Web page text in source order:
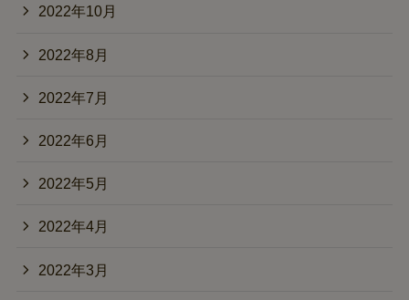
2022年10月
2022年8月
2022年7月
2022年6月
2022年5月
2022年4月
2022年3月